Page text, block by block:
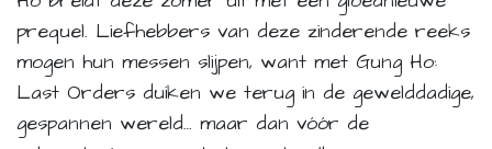
prequel. Liefhebbers van deze zinderende reeks
mogen hun messen slijpen, want met Gung Ho:
Last Orders duiken we terug in de gewelddadige,
gespannen wereld… maar dan vóór de